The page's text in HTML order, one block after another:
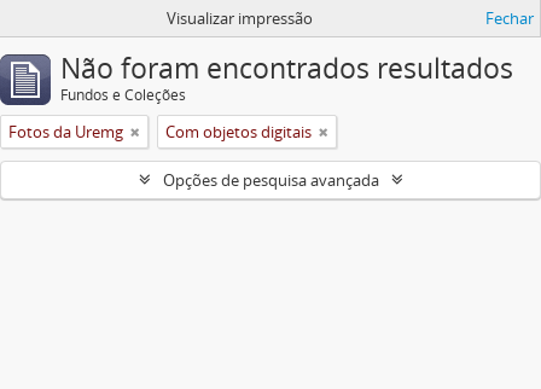
Visualizar impressão Fechar
Não foram encontrados resultados
Fundos e Coleções
Fotos da Uremg Com objetos digitais
Opções de pesquisa avançada